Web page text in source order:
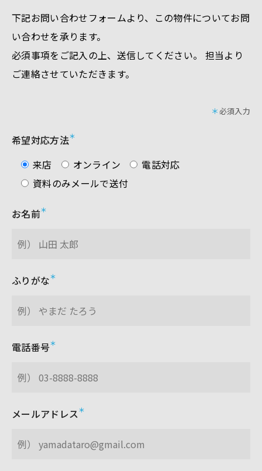
下記お問い合わせフォームより、この物件についてお問
い合わせを承ります。
必須事項をご記入の上、送信してください。 担当より
ご連絡させていただきます。
＊必須⼊⼒
希望対応方法
来店
オンライン
電話対応
資料のみメールで送付
お名前
ふりがな
電話番号
メールアドレス